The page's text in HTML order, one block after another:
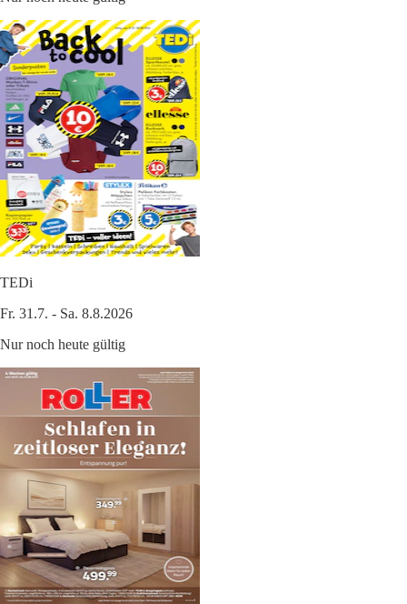
TEDi
Fr. 31.7. - Sa. 8.8.2026
Nur noch heute gültig